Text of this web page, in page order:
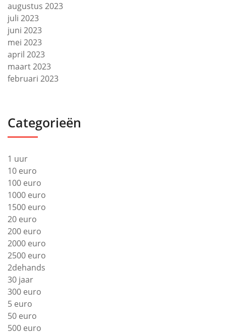
augustus 2023
juli 2023
juni 2023
mei 2023
april 2023
maart 2023
februari 2023
Categorieën
1 uur
10 euro
100 euro
1000 euro
1500 euro
20 euro
200 euro
2000 euro
2500 euro
2dehands
30 jaar
300 euro
5 euro
50 euro
500 euro